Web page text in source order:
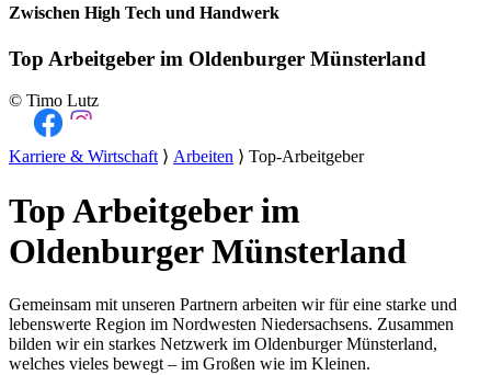
Zwischen High Tech und Handwerk
Top Arbeitgeber im Oldenburger Münsterland
© Timo Lutz
Karriere & Wirtschaft⟩ Arbeiten ⟩ Top-Arbeitgeber
Top Arbeitgeber im
Oldenburger Münsterland
Gemeinsam mit unseren Partnern arbeiten wir für eine starke und
lebenswerte Region im Nordwesten Niedersachsens. Zusammen
bilden wir ein starkes Netzwerk im Oldenburger Münsterland,
welches vieles bewegt – im Großen wie im Kleinen.